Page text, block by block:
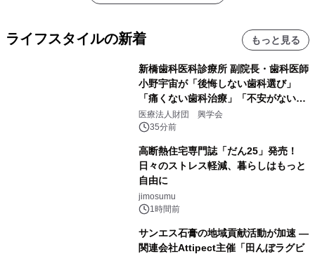
ライフスタイルの新着 もっと見る
新橋歯科医科診療所 副院長・歯科医師
小野宇宙が「後悔しない歯科選び」
「痛くない歯科治療」「不安がない治
療計画」をテーマに専門監修
医療法人財団 興学会
35分前
高断熱住宅専門誌「だん25」発売！
日々のストレス軽減、暮らしはもっと
自由に
jimosumu
1時間前
サンエス石膏の地域貢献活動が加速 ―
関連会社Attipect主催「田んぼラグビ